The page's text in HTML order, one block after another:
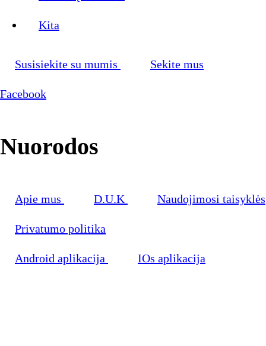
Kita
Susisiekite su mumis Sekite mus
Facebook
Nuorodos
Apie mus D.U.K Naudojimosi taisyklės
Privatumo politika
Android aplikacija IOs aplikacija